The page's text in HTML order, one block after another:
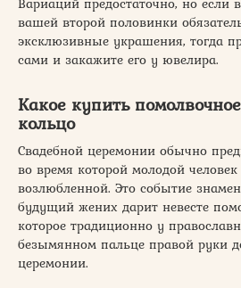
вашей второй половинки
эксклюзивные украшения, тогда
сами и закажите его у ювелира.
Какое купить
кольцо
Свадебной церемонии обычно
во время которой молодой
возлюбленной. Это событие
будущий жених дарит невесте
которое традиционно у
безымянном пальце правой руки
церемонии.